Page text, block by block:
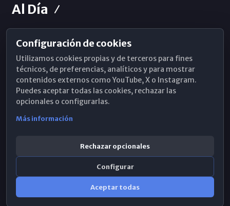
Al Día
Horarios de Misa
Hemeroteca
WhatsApp
Configuración de cookies
Utilizamos cookies propias y de terceros para fines
técnicos, de preferencias, analíticos y para mostrar
contenidos externos como YouTube, X o Instagram.
Puedes aceptar todas las cookies, rechazar las
opcionales o configurarlas.
Más información
Rechazar opcionales
Configurar
Aceptar todas